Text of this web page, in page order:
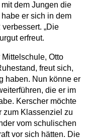
dem Jungen die
er sich in dem
„Die
erfreut.
Otto
freut sich,
haben. Nun könne er
die er im
Kerscher möchte
zum Klassenziel zu
vom schulischen
vor sich hätten. Die